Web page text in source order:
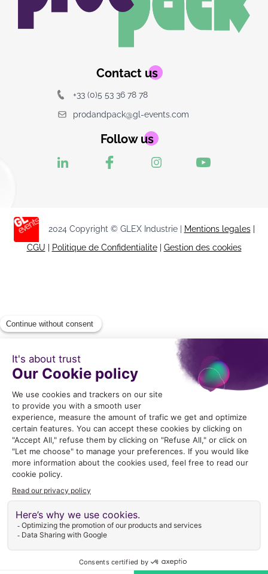
Contact us
+33 (0)5 53 36 78 78
prodandpack@gl-events.com
Follow us
2024 Copyright © GLEX Industrie | Mentions legales|
CGU | Politique de Confidentialite| Gestion des cookies